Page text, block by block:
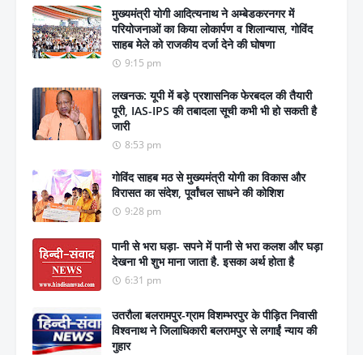
मुख्यमंत्री योगी आदित्यनाथ ने अम्बेडकरनगर में
परियोजनाओं का किया लोकार्पण व शिलान्यास, गोविंद
साहब मेले को राजकीय दर्जा देने की घोषणा
9:15 pm
लखनऊ: यूपी में बड़े प्रशासनिक फेरबदल की तैयारी
पूरी, IAS-IPS की तबादला सूची कभी भी हो सकती है
जारी
8:53 pm
गोविंद साहब मठ से मुख्यमंत्री योगी का विकास और
विरासत का संदेश, पूर्वांचल साधने की कोशिश
9:28 pm
पानी से भरा घड़ा- सपने में पानी से भरा कलश और घड़ा
देखना भी शुभ माना जाता है. इसका अर्थ होता है
6:31 pm
उतरौला बलरामपुर-ग्राम विशम्भरपुर के पीड़ित निवासी
विश्वनाथ ने जिलाधिकारी बलरामपुर से लगाईं न्याय की
गुहार